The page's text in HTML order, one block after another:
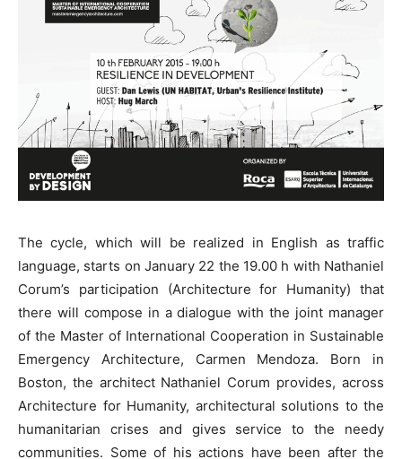
The cycle, which will be realized in English as traffic
language, starts on January 22 the 19.00 h with Nathaniel
Corum’s participation (Architecture for Humanity) that
there will compose in a dialogue with the joint manager
of the Master of International Cooperation in Sustainable
Emergency Architecture, Carmen Mendoza. Born in
Boston, the architect Nathaniel Corum provides, across
Architecture for Humanity, architectural solutions to the
humanitarian crises and gives service to the needy
communities. Some of his actions have been after the